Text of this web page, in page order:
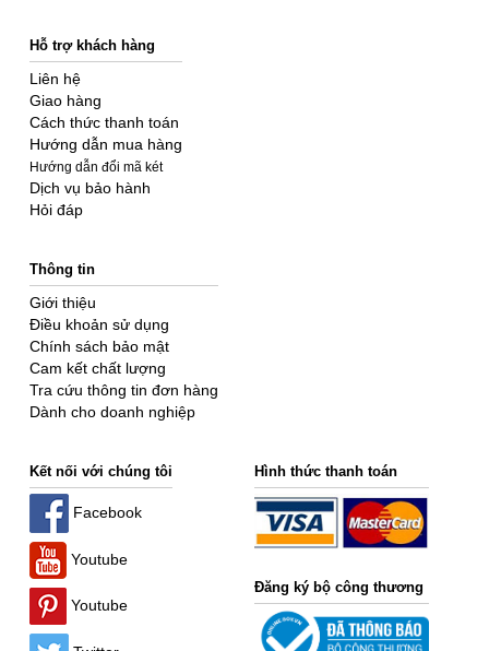
Hỗ trợ khách hàng
Liên hệ
Giao hàng
Cách thức thanh toán
Hướng dẫn mua hàng
Hướng dẫn đổi mã két
Dịch vụ bảo hành
Hỏi đáp
Thông tin
Giới thiệu
Điều khoản sử dụng
Chính sách bảo mật
Cam kết chất lượng
Tra cứu thông tin đơn hàng
Dành cho doanh nghiệp
Kết nối với chúng tôi
Facebook
Youtube
Youtube
Hình thức thanh toán
Đăng ký bộ công thương